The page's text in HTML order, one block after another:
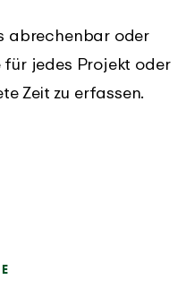
abrechenbar oder
jedes Projekt oder
Zeit zu erfassen.